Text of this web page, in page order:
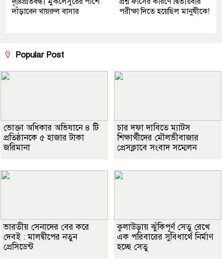
দাঁড়াবেন খায়রুল বাসার
পরীক্ষা দিতে হয়েছিল মানুষীকে!
Popular Post
ভোক্তা অধিকার অভিযানে ৪ টি
প্রতিষ্ঠানকে ৫ হাজার টাকা
জরিমানা
চার দফা দাবিতে ম্যাটস
শিক্ষার্থীদের মৌলভীবাজার
প্রেসক্লাবে সংবাদ সম্মেলন
ভারতীয় সেনাদের বের করে
দেবই : মালদ্বীপের নতুন
প্রেসিডেন্ট
কুলাউড়ায় ঝুঁকিপূর্ণ সেতু রেখে
এক পরিবারের সুবিধার্থে নির্মাণ
হচ্ছে সেতু